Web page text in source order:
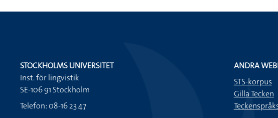
STOCKHOLMS UNIVERSITET
Inst. för lingvistik
SE-106 91 Stockholm
Telefon: 08-16 23 47
ANDRA
STS-korpus
Gilla Tecken